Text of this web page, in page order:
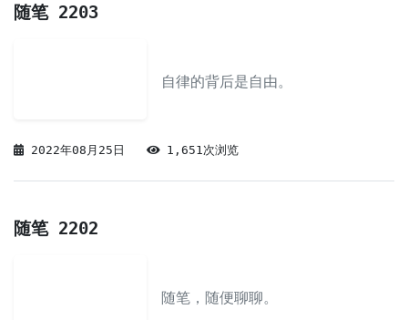
随笔 2203
自律的背后是自由。
2022年08月25日 1,651次浏览
随笔 2202
随笔，随便聊聊。